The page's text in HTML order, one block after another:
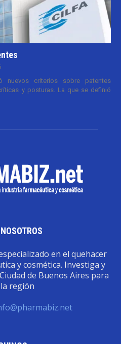
nuevos criterios sobre patentes
y posturas. La que se definió
en el quehacer
y cosmética. Investiga y
de Buenos Aires para
región